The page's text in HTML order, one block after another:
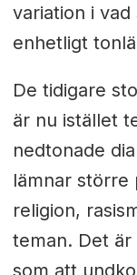
variation i
enhetligt
De tidigare
är nu istället
nedtonade
lämnar större
religion,
teman. Det är